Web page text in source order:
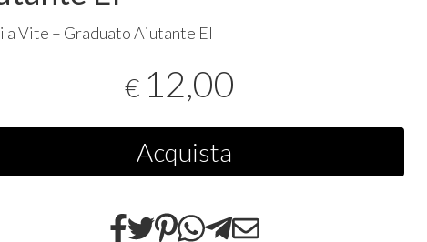
a Vite – Graduato Aiutante EI
€ 12,00
Acquista